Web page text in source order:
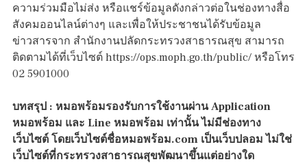
ความร่วมมือไม่ส่ง หรือแชร์ข้อมูลดังกล่าวต่อในช่องทางสื่อ
สังคมออนไลน์ต่างๆ และเพื่อให้ประชาชนได้รับข้อมูล
ข่าวสารจาก สำนักงานปลัดกระทรวงสาธารณสุข สามารถ
ติดตามได้ที่เว็บไซต์ https://ops.moph.go.th/public/ หรือโทร
02 5901000
บทสรุป : หมอพร้อมรองรับการใช้งานผ่าน Application
หมอพร้อม และ Line หมอพร้อม เท่านั้น ไม่มีช่องทาง
เว็บไซต์ โดยเว็บไซต์ชื่อหมอพร้อม.com เป็นเว็บปลอม ไม่ใช่
เว็บไซต์ที่กระทรวงสาธารณสุขพัฒนาขึ้นแต่อย่างใด